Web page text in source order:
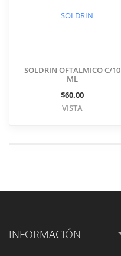
SOLDRIN OFTALMICO C/10
ML
$60.00
VISTA
INFORMACIÓN